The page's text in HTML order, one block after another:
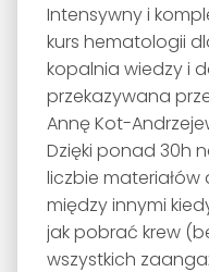
Intensywny i
kurs hematologii
kopalnia wiedzy i
przekazywana
Annę Kot-
Dzięki ponad 30h
liczbie
między innymi
jak pobrać krew
wszystkich